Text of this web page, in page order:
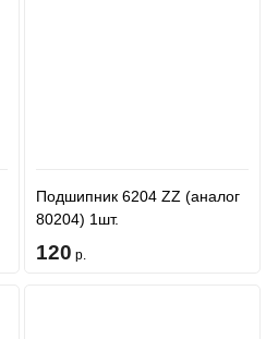
Подшипник 6204 ZZ (аналог
80204) 1шт.
120 р.